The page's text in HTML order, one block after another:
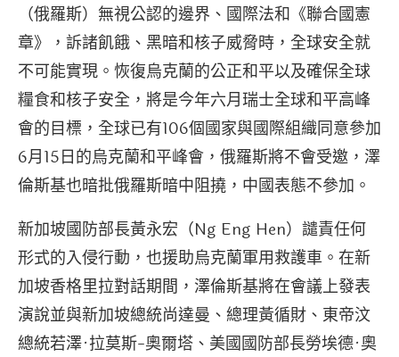
（俄羅斯）無視公認的邊界、國際法和《聯合國憲
章》，訴諸飢餓、黑暗和核子威脅時，全球安全就
不可能實現。恢復烏克蘭的公正和平以及確保全球
糧食和核子安全，將是今年六月瑞士全球和平高峰
會的目標，全球已有106個國家與國際組織同意參加
6月15日的烏克蘭和平峰會，俄羅斯將不會受邀，澤
倫斯基也暗批俄羅斯暗中阻撓，中國表態不參加。
新加坡國防部長黃永宏（Ng Eng Hen）譴責任何
形式的入侵行動，也援助烏克蘭軍用救護車。在新
加坡香格里拉對話期間，澤倫斯基將在會議上發表
演說並與新加坡總統尚達曼、總理黃循財、東帝汶
總統若澤·拉莫斯-奧爾塔、美國國防部長勞埃德·奧